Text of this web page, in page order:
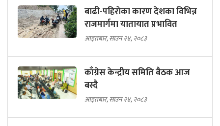
बाढी-पहिराेका कारण देशका विभिन्न
राजमार्गमा यातायात प्रभावित
आइतबार, साउन २४, २०८३
काँग्रेस केन्द्रीय समिति बैठक आज
बस्दै
आइतबार, साउन २४, २०८३